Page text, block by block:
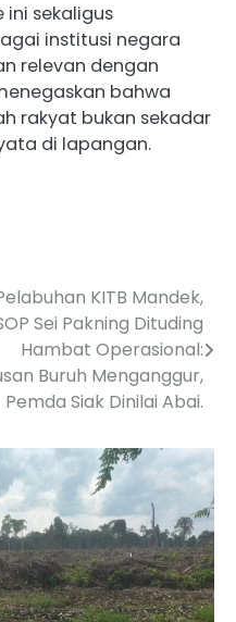
ini sekaligus
institusi negara
relevan dengan
bahwa
rakyat bukan sekadar
di lapangan.
KITB Mandek,
Sei Pakning Dituding
Hambat Operasional:
Buruh Menganggur,
Pemda Siak Dinilai Abai.